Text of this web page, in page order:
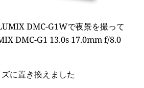
DMC-G1Wで夜景を撮って
DMC-G1 13.0s 17.0mm f/8.0
に置き換えました